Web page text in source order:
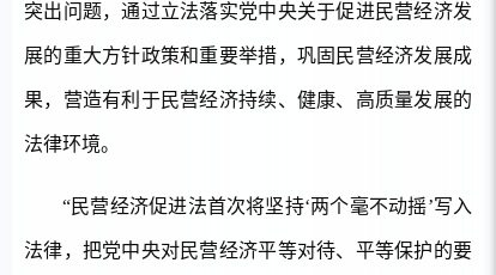
突出问题，通过立法落实党中央关于促进民营经济发
展的重大方针政策和重要举措，巩固民营经济发展成
果，营造有利于民营经济持续、健康、高质量发展的
法律环境。
“民营经济促进法首次将坚持‘两个毫不动摇’写入
法律，把党中央对民营经济平等对待、平等保护的要